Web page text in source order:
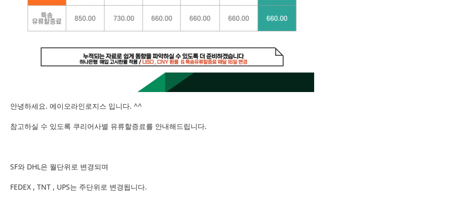
안녕하세요. 에이오라인로지스 입니다. ^^
참고하실 수 있도록 쿠리어사별 유류할증료를 안내해드립니다.
SF와 DHL은 월단위로 변경되며
FEDEX , TNT , UPS는 주단위로 변경됩니다.